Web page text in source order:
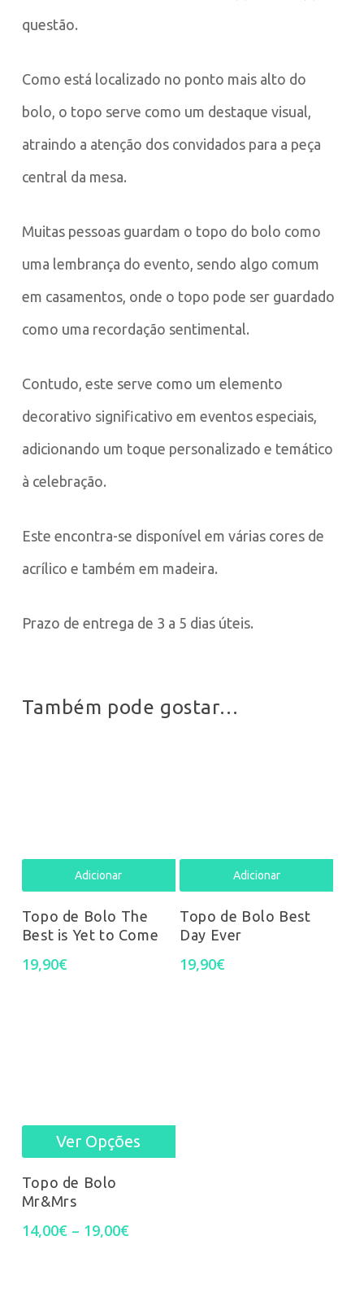
questão.
Como está localizado no ponto mais alto do
bolo, o topo serve como um destaque visual,
atraindo a atenção dos convidados para a peça
central da mesa.
Muitas pessoas guardam o topo do bolo como
uma lembrança do evento, sendo algo comum
em casamentos, onde o topo pode ser guardado
como uma recordação sentimental.
Contudo, este serve como um elemento
decorativo significativo em eventos especiais,
adicionando um toque personalizado e temático
à celebração.
Este encontra-se disponível em várias cores de
acrílico e também em madeira.
Prazo de entrega de 3 a 5 dias úteis.
Também pode gostar…
Adicionar
Topo de Bolo The
Best is Yet to Come
19,90€
Adicionar
Topo de Bolo Best
Day Ever
19,90€
Ver Opções
Topo de Bolo
Mr&Mrs
14,00€ – 19,00€Price